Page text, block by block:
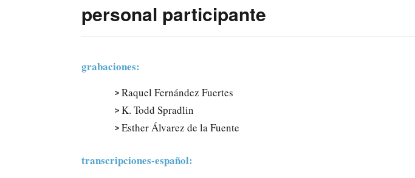
personal participante
grabaciones:
Raquel Fernández Fuertes
K. Todd Spradlin
Esther Álvarez de la Fuente
transcripciones-español: